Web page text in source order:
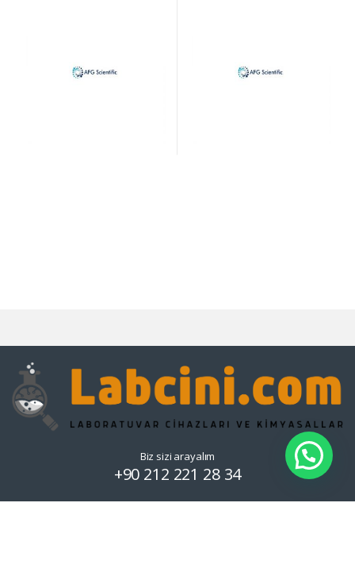
Biz sizi arayalım
+90 212 221 28 34